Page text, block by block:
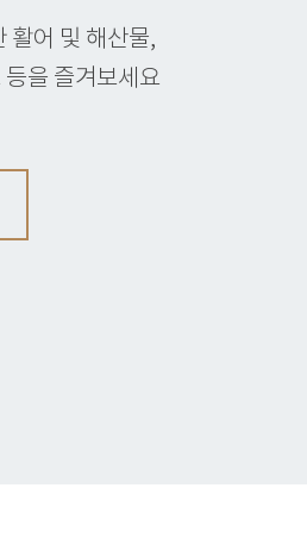
활어 및 해산물,
을 즐겨보세요
탕